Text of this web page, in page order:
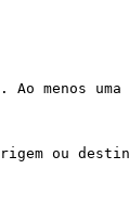
menos uma
ou